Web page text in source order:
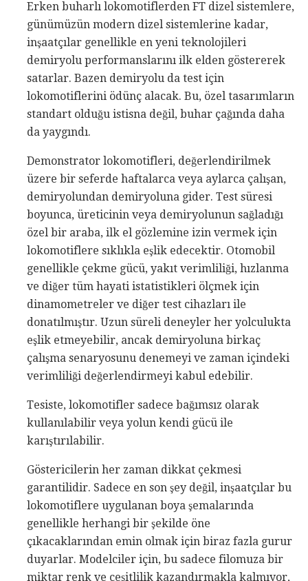
Erken buharlı lokomotiflerden FT dizel sistemlere,
günümüzün modern dizel sistemlerine kadar,
inşaatçılar genellikle en yeni teknolojileri
demiryolu performanslarını ilk elden göstererek
satarlar. Bazen demiryolu da test için
lokomotiflerini ödünç alacak. Bu, özel tasarımların
standart olduğu istisna değil, buhar çağında daha
da yaygındı.
Demonstrator lokomotifleri, değerlendirilmek
üzere bir seferde haftalarca veya aylarca çalışan,
demiryolundan demiryoluna gider. Test süresi
boyunca, üreticinin veya demiryolunun sağladığı
özel bir araba, ilk el gözlemine izin vermek için
lokomotiflere sıklıkla eşlik edecektir. Otomobil
genellikle çekme gücü, yakıt verimliliği, hızlanma
ve diğer tüm hayati istatistikleri ölçmek için
dinamometreler ve diğer test cihazları ile
donatılmıştır. Uzun süreli deneyler her yolculukta
eşlik etmeyebilir, ancak demiryoluna birkaç
çalışma senaryosunu denemeyi ve zaman içindeki
verimliliği değerlendirmeyi kabul edebilir.
Tesiste, lokomotifler sadece bağımsız olarak
kullanılabilir veya yolun kendi gücü ile
karıştırılabilir.
Göstericilerin her zaman dikkat çekmesi
garantilidir. Sadece en son şey değil, inşaatçılar bu
lokomotiflere uygulanan boya şemalarında
genellikle herhangi bir şekilde öne
çıkacaklarından emin olmak için biraz fazla gurur
duyarlar. Modelciler için, bu sadece filomuza bir
miktar renk ve çeşitlilik kazandırmakla kalmıyor,